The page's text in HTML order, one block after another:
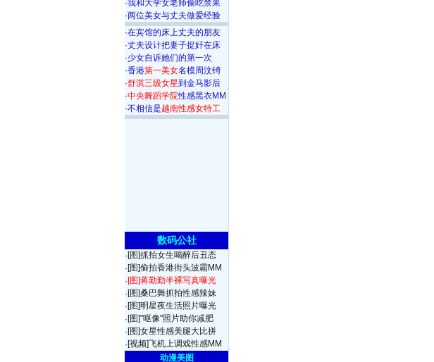
·我和大学女老师偷吃禁果
·两位美女与丈夫做爱经验
·在宾馆的床上丈夫的朋友
·丈夫设计把妻子捉奸在床
·少女自诉她们的第一次
·香港第一美女名模周汶锜
·舒淇三级女星到金马影后
·中央舞蹈学院性感黑衣MM
·不相信是越南性感女特工
数码公社
· [图]抓拍女生喝醉后丑态
· [图]偷拍香港街头波霸MM
·[图]蒋勤勤半裸写真曝光
· [图]桑巴舞抓拍性感辣妹
· [图]明星夜生活照片曝光
· [图]"呕像"照片助你减肥
· [图]女星性感美腿大比拼
· [视频]飞机上调戏性感MM
动漫美图